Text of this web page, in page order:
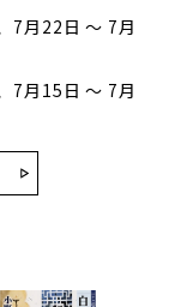
7月22日 ～ 7月
7月15日 ～ 7月